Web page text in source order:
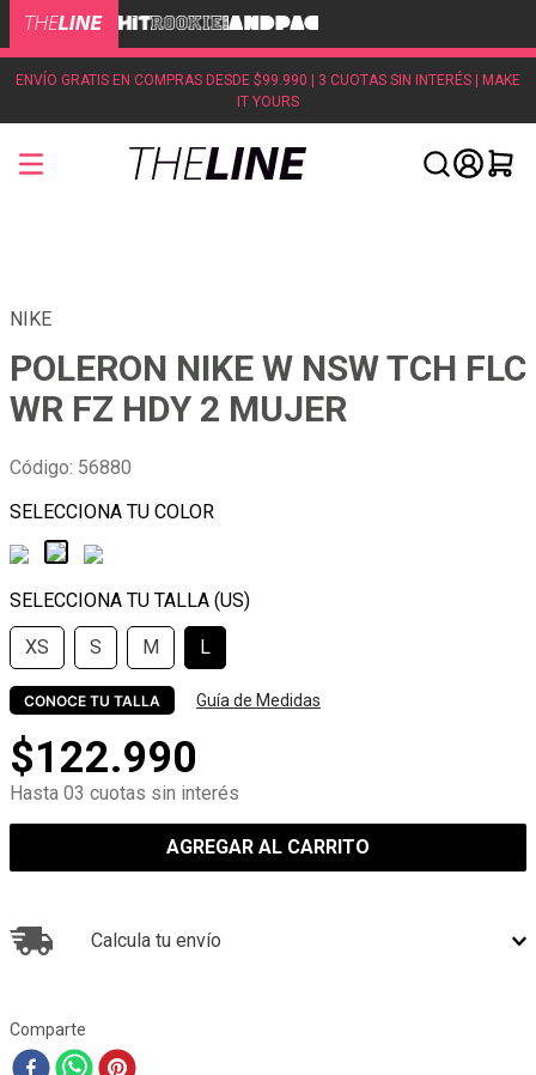
ENVÍO GRATIS EN COMPRAS DESDE $99.990 | 3 CUOTAS SIN INTERÉS | MAKE
IT YOURS
NIKE
POLERON NIKE W NSW TCH FLC
WR FZ HDY 2 MUJER
Código: 56880
XS S M L
CONOCE TU TALLA Guía de Medidas
$122.990
Hasta 03 cuotas sin interés
AGREGAR AL CARRITO
Calcula tu envío
Comparte